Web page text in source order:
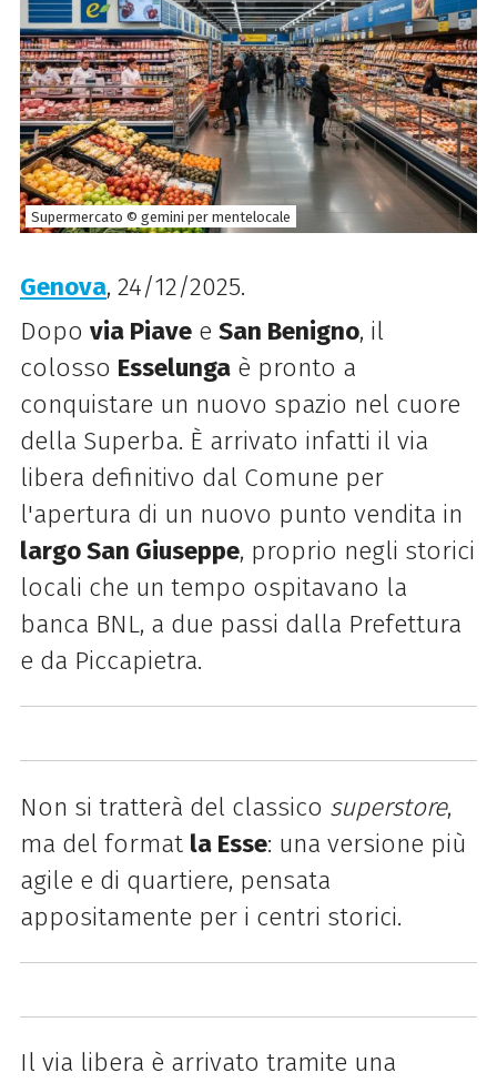
Supermercato © gemini per mentelocale
Genova, 24/12/2025.
Dopo via Piavee San Benigno, il
colosso Esselungaè pronto a
conquistare un nuovo spazio nel cuore
della Superba. È arrivato infatti il via
libera definitivo dal Comune per
l'apertura di un nuovo punto vendita in
largo San Giuseppe, proprio negli storici
locali che un tempo ospitavano la
banca BNL, a due passi dalla Prefettura
e da Piccapietra.
Non si tratterà del classico superstore,
ma del format la Esse: una versione più
agile e di quartiere, pensata
appositamente per i centri storici.
Il via libera è arrivato tramite una